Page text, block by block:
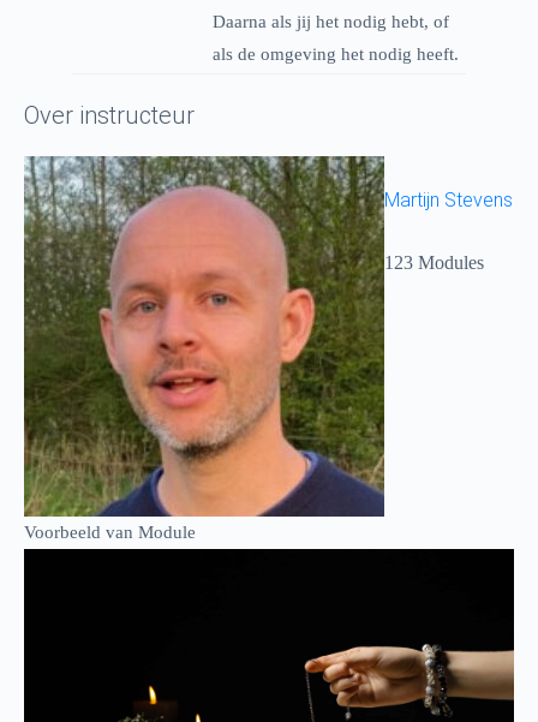
Daarna als jij het nodig hebt, of
als de omgeving het nodig heeft.
Over instructeur
Martijn Stevens
123 Modules
Voorbeeld van Module